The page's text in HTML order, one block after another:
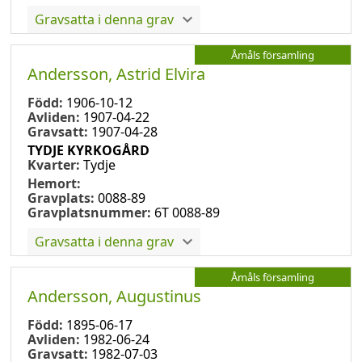
Gravsatta i denna grav
Åmåls församling
Andersson, Astrid Elvira
Född: 1906-10-12
Avliden: 1907-04-22
Gravsatt: 1907-04-28
TYDJE KYRKOGÅRD
Kvarter: Tydje
Hemort:
Gravplats: 0088-89
Gravplatsnummer: 6T 0088-89
Gravsatta i denna grav
Åmåls församling
Andersson, Augustinus
Född: 1895-06-17
Avliden: 1982-06-24
Gravsatt: 1982-07-03